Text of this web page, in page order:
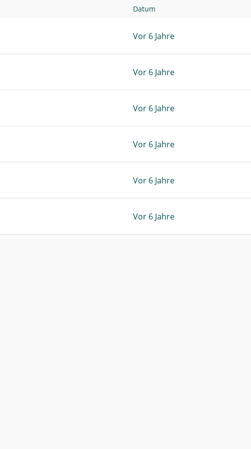
Datum
Vor 6 Jahre
Vor 6 Jahre
Vor 6 Jahre
Vor 6 Jahre
Vor 6 Jahre
Vor 6 Jahre